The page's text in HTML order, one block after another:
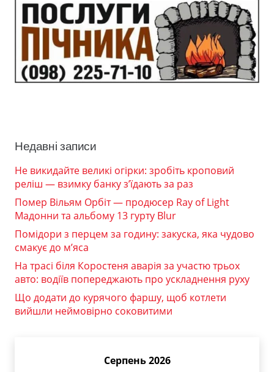
Недавні записи
Не викидайте великі огірки: зробіть кроповий
реліш — взимку банку з’їдають за раз
Помер Вільям Орбіт — продюсер Ray of Light
Мадонни та альбому 13 гурту Blur
Помідори з перцем за годину: закуска, яка чудово
смакує до м’яса
На трасі біля Коростеня аварія за участю трьох
авто: водіїв попереджають про ускладнення руху
Що додати до курячого фаршу, щоб котлети
вийшли неймовірно соковитими
Серпень 2026